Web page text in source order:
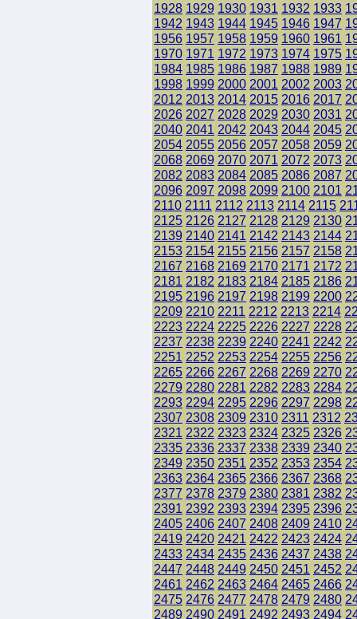
1928 1929 1930 1931 1932 1933
1942 1943 1944 1945 1946 1947
1956 1957 1958 1959 1960 1961
1970 1971 1972 1973 1974 1975
1984 1985 1986 1987 1988 1989
1998 1999 2000 2001 2002 2003
2012 2013 2014 2015 2016 2017
2026 2027 2028 2029 2030 2031
2040 2041 2042 2043 2044 2045
2054 2055 2056 2057 2058 2059
2068 2069 2070 2071 2072 2073
2082 2083 2084 2085 2086 2087
2096 2097 2098 2099 2100 2101
2110 2111 2112 2113 2114 2115
2125 2126 2127 2128 2129 2130
2139 2140 2141 2142 2143 2144
2153 2154 2155 2156 2157 2158
2167 2168 2169 2170 2171 2172
2181 2182 2183 2184 2185 2186
2195 2196 2197 2198 2199 2200
2209 2210 2211 2212 2213 2214
2223 2224 2225 2226 2227 2228
2237 2238 2239 2240 2241 2242
2251 2252 2253 2254 2255 2256
2265 2266 2267 2268 2269 2270
2279 2280 2281 2282 2283 2284
2293 2294 2295 2296 2297 2298
2307 2308 2309 2310 2311 2312
2321 2322 2323 2324 2325 2326
2335 2336 2337 2338 2339 2340
2349 2350 2351 2352 2353 2354
2363 2364 2365 2366 2367 2368
2377 2378 2379 2380 2381 2382
2391 2392 2393 2394 2395 2396
2405 2406 2407 2408 2409 2410
2419 2420 2421 2422 2423 2424
2433 2434 2435 2436 2437 2438
2447 2448 2449 2450 2451 2452
2461 2462 2463 2464 2465 2466
2475 2476 2477 2478 2479 2480
2489 2490 2491 2492 2493 2494